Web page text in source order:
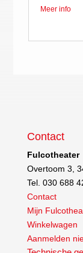
Meer info
Contact
Fulcotheater
Overtoom 3,
Tel. 030 688
Contact
Mijn
Winkelwagen
Aanmelden